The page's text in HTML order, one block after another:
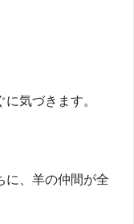
気づきます。
に、羊の仲間が全